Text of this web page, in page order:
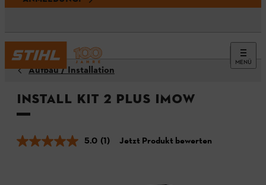
MENÜ
Aufbau / Installation
Install Kit 2 PLUS iMOW
5.0 (1) Jetzt Produkt bewerten